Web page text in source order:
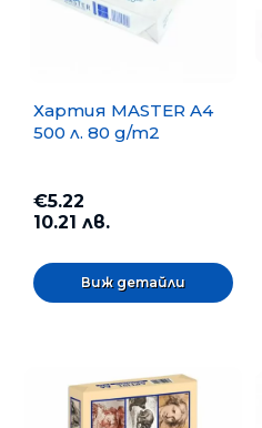
Хартия MASTER A4
500 л. 80 g/m2
€5.22
10.21 лв.
Виж детайли